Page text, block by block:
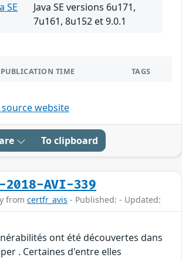
SE
Java SE versions 6u171,
7u161, 8u152 et 9.0.1
PUBLICATION TIME TAGS
website
To clipboard
2018-AVI-339
from certfr_avis - Published: - Updated:
ont été découvertes dans
. Certaines d'entre elles